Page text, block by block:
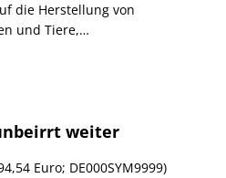
die Herstellung von
und Tiere,
weiter
Euro; DE000SYM9999)